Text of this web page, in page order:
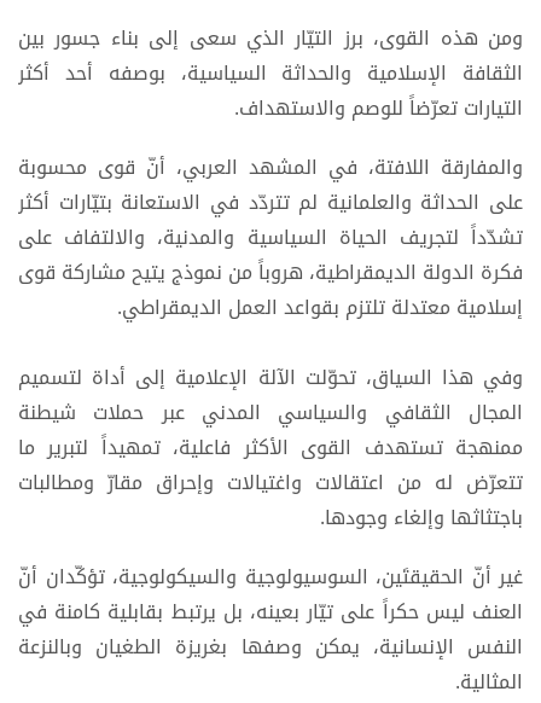
ومن هذه القوى، برز التيّار الذي سعى إلى بناء جسور بين
الثقافة الإسلامية والحداثة السياسية، بوصفه أحد أكثر
التيارات تعرّضاً للوصم والاستهداف.
والمفارقة اللافتة، في المشهد العربي، أنّ قوى محسوبة
على الحداثة والعلمانية لم تتردّد في الاستعانة بتيّارات أكثر
تشدّداً لتجريف الحياة السياسية والمدنية، والالتفاف على
فكرة الدولة الديمقراطية، هروباً من نموذج يتيح مشاركة قوى
إسلامية معتدلة تلتزم بقواعد العمل الديمقراطي.
وفي هذا السياق، تحوّلت الآلة الإعلامية إلى أداة لتسميم
المجال الثقافي والسياسي المدني عبر حملات شيطنة
ممنهجة تستهدف القوى الأكثر فاعلية، تمهيداً لتبرير ما
تتعرّض له من اعتقالات واغتيالات وإحراق مقارّ ومطالبات
باجتثاثها وإلغاء وجودها.
غير أنّ الحقيقتَين، السوسيولوجية والسيكولوجية، تؤكّدان أنّ
العنف ليس حكراً على تيّار بعينه، بل يرتبط بقابلية كامنة في
النفس الإنسانية، يمكن وصفها بغريزة الطغيان وبالنزعة
المثالية.